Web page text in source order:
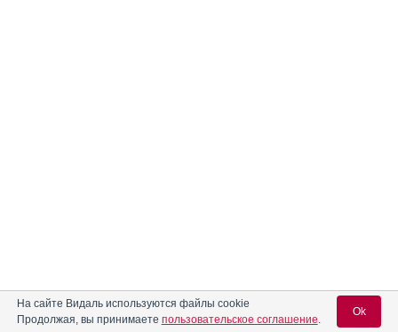
На сайте Видаль используются файлы cookie
Продолжая, вы принимаете пользовательское соглашение.
Ok